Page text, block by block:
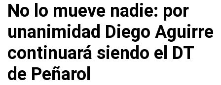
No lo mueve nadie: por
unanimidad Diego Aguirre
continuará siendo el DT
de Peñarol